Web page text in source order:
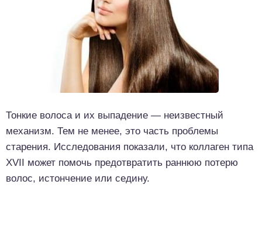
Тонкие волоса и их выпадение — неизвестный
механизм. Тем не менее, это часть проблемы
старения. Исследования показали, что коллаген типа
XVII может помочь предотвратить раннюю потерю
волос, истончение или седину.